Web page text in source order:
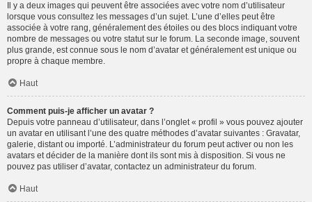
Il y a deux images qui peuvent être associées avec votre nom d’utilisateur
lorsque vous consultez les messages d’un sujet. L’une d’elles peut être
associée à votre rang, généralement des étoiles ou des blocs indiquant votre
nombre de messages ou votre statut sur le forum. La seconde image, souvent
plus grande, est connue sous le nom d’avatar et généralement est unique ou
propre à chaque membre.
Haut
Comment puis-je afficher un avatar ?
Depuis votre panneau d’utilisateur, dans l’onglet « profil » vous pouvez ajouter
un avatar en utilisant l’une des quatre méthodes d’avatar suivantes : Gravatar,
galerie, distant ou importé. L’administrateur du forum peut activer ou non les
avatars et décider de la manière dont ils sont mis à disposition. Si vous ne
pouvez pas utiliser d’avatar, contactez un administrateur du forum.
Haut